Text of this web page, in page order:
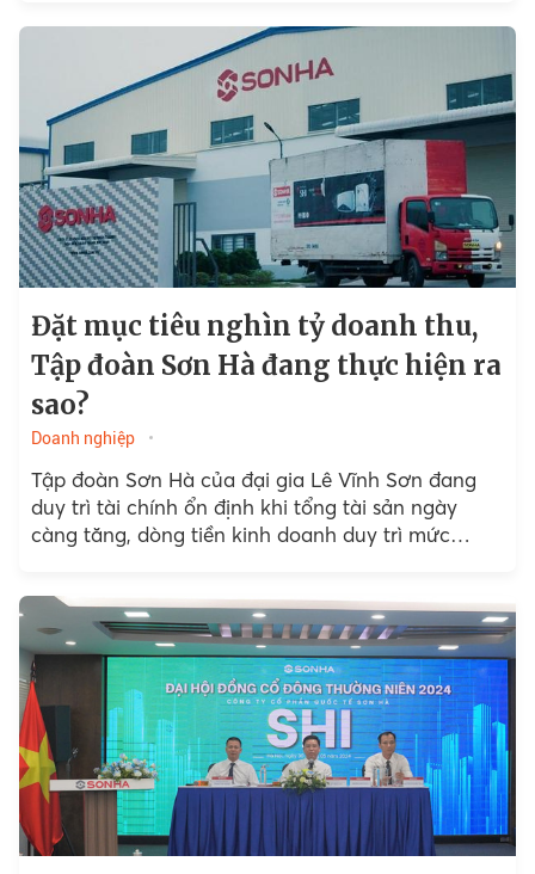
Đặt mục tiêu nghìn tỷ doanh thu,
Tập đoàn Sơn Hà đang thực hiện ra
sao?
Doanh nghiệp
Tập đoàn Sơn Hà của đại gia Lê Vĩnh Sơn đang
duy trì tài chính ổn định khi tổng tài sản ngày
càng tăng, dòng tiền kinh doanh duy trì mức